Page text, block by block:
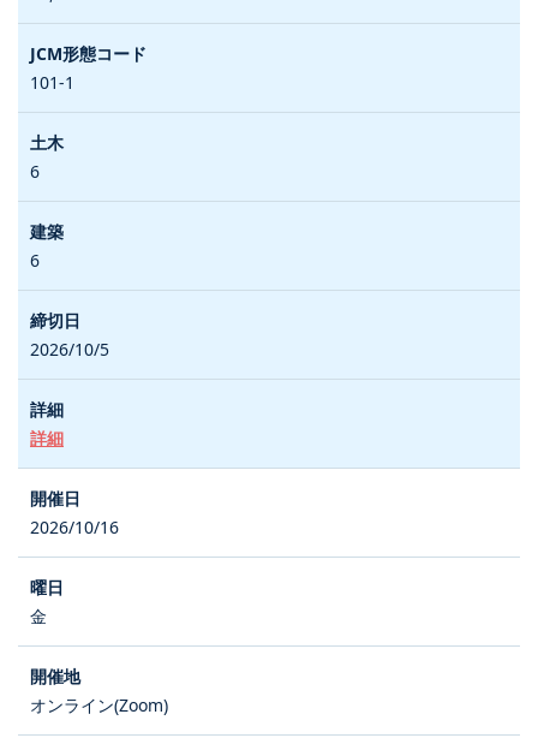
101-1
6
6
2026/10/5
詳細
2026/10/16
金
オンライン(Zoom)